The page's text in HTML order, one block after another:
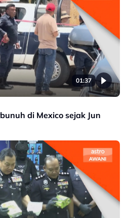
01:37
di Mexico sejak Jun